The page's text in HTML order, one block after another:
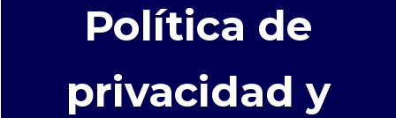
Política de
privacidad y